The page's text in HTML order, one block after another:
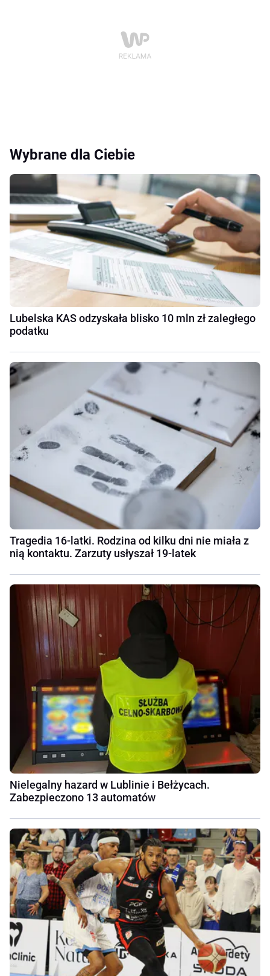
Wybrane dla Ciebie
Lubelska KAS odzyskała blisko 10 mln zł zaległego
podatku
Tragedia 16-latki. Rodzina od kilku dni nie miała z
nią kontaktu. Zarzuty usłyszał 19-latek
Nielegalny hazard w Lublinie i Bełżycach.
Zabezpieczono 13 automatów